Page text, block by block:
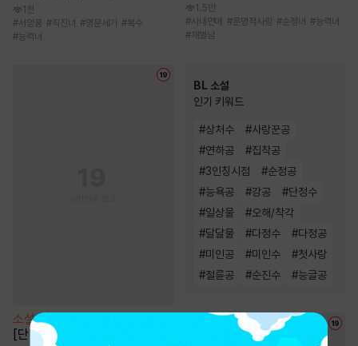
1천
#서양풍 #직진녀 #명문세가 #복수
#능력녀
소설 [BL] 블랙아웃(Blackout)
[단행본]
1.5만
#사내연애 #운명적사랑 #순정녀 #능력녀
#재벌남
BL 소설
인기 키워드
#상처수 #사랑꾼공
#연하공 #집착공
#3인칭시점 #순정공
#능욕공 #강공 #단정수
#일상물 #오해/착각
#달달물 #다정수 #다정공
#미인공 #미인수 #첫사랑
#절륜공 #순진수 #능글공